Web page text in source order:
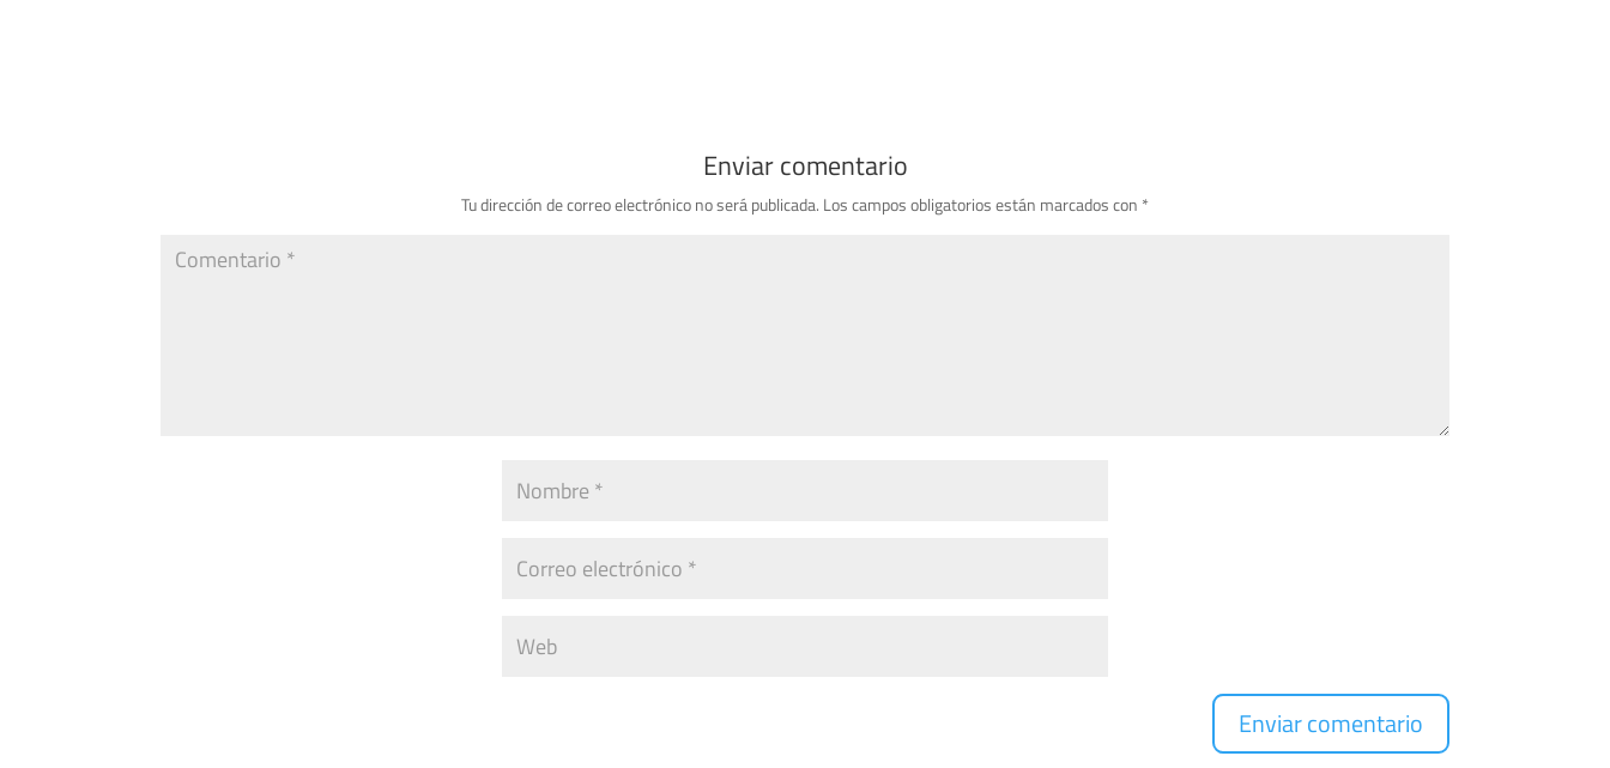
Enviar comentario
Tu dirección de correo electrónico no será publicada. Los campos obligatorios están marcados con *